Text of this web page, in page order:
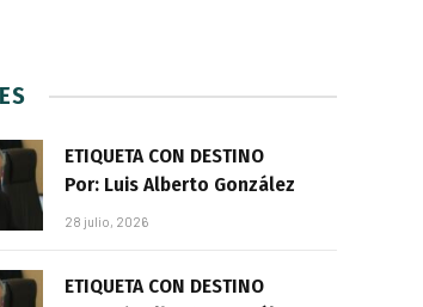
ETIQUETA CON DESTINO
Por: Luis Alberto González
28 julio, 2026
ETIQUETA CON DESTINO